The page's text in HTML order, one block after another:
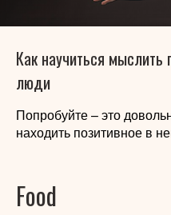
Как научиться мыслить
люди
Попробуйте – это
находить позитивное в
Food